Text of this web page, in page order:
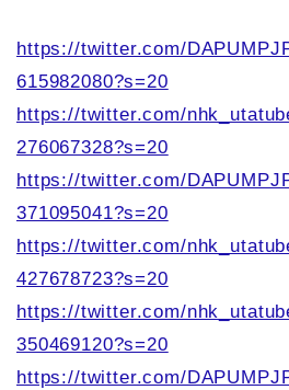
https://twitter.com/
615982080?s=20
https://twitter.com/
276067328?s=20
https://twitter.com/
371095041?s=20
https://twitter.com/
427678723?s=20
https://twitter.com/
350469120?s=20
https://twitter.com/